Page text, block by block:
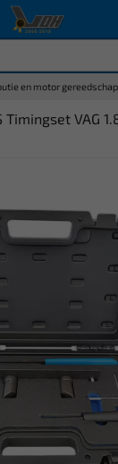
en motor gereedschap
Timingset VAG